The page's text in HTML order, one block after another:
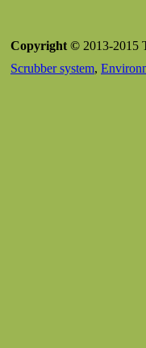
Copyright © 2013-2015
Scrubber system,